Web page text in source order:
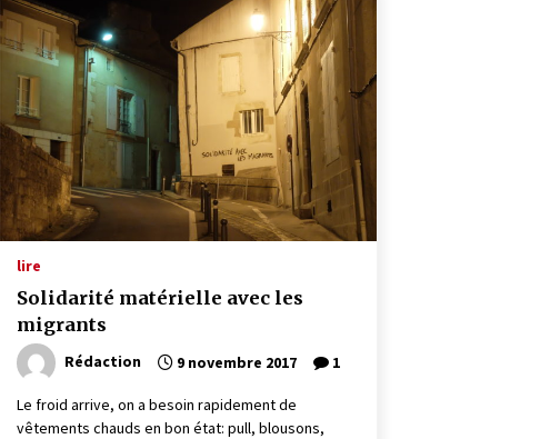
lire
Solidarité matérielle avec les
migrants
Rédaction 9 novembre 2017 1
Le froid arrive, on a besoin rapidement de
vêtements chauds en bon état: pull, blousons,